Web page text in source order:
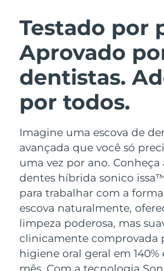
Testado por
Aprovado
dentistas.
por todos.
Imagine uma escova de
avançada que você só
uma vez por ano. Conheça
dentes híbrida sonico
para trabalhar com a
escova naturalmente,
limpeza poderosa, mas
clinicamente comprovada
higiene oral geral em
mês. Com a tecnologia
Limpeza facial
LUNA™ 4 kit
Anti-aging massage
LUNA™ 4 Plus
Massage, LED
LUNA™ 4 Men
For men, anti-aging
BEAR™ 2 kit
Microcurrent toning
BEAR™ 2 go
Microcurrent toning
BEAR™ 2 eyes
Microcurrent line
Hidratação
UFO™ 3 kit
Deep facial hydration
UFO™ 3 LED
Near-infrared and
device
issa™ 4
Hybrid silicone
issa™ 4 plus
Smart hybrid
TRATAMENTO
FAQ™
Antienvelhecimento
Áustria
Barein
Bélgica
Bermudas
Bósnia e
Herzegovina
Brunei
Bulgária
Canadá
Chile